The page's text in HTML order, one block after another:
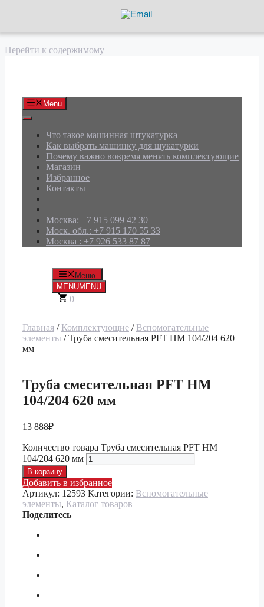
Перейти к содержимому
Menu
Что такое машинная штукатурка
Как выбрать машинку для шукатурки
Почему важно вовремя менять комплектующие
Магазин
Избранное
Контакты
Москва: +7 915 099 42 30
Моск. обл.: +7 915 170 55 33
Москва : +7 926 533 87 87
Меню
MENUMENU
0
Главная / Комплектующие / Вспомогательные
элементы / Труба смесительная PFT HM 104/204 620
мм
Труба смесительная PFT HM
104/204 620 мм
13 888₽
Количество товара Труба смесительная PFT HM
104/204 620 мм
В корзину
Добавить в избранное
Артикул: 12593 Категории: Вспомогательные
элементы, Каталог товаров
Поделитесь